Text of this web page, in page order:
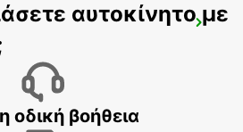
AIRPORT
αυτοκίνητο με
οδική βοήθεια